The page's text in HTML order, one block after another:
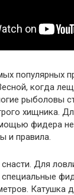
популярных
когда
рыболовы
хищника.
фидера
и правила.
Для
Катушка